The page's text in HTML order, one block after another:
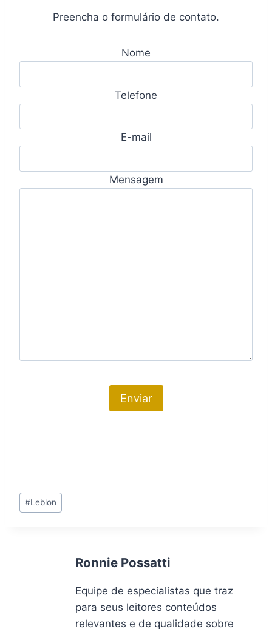
Preencha o formulário de contato.
Nome
Telefone
E-mail
Mensagem
Tags
do
#Leblon
Ronnie Possatti
Equipe de especialistas que traz
para seus leitores conteúdos
relevantes e de qualidade sobre